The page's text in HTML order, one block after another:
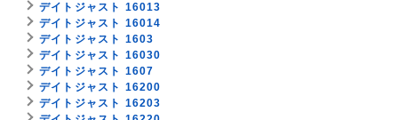
デイトジャスト 16013
デイトジャスト 16014
デイトジャスト 1603
デイトジャスト 16030
デイトジャスト 1607
デイトジャスト 16200
デイトジャスト 16203